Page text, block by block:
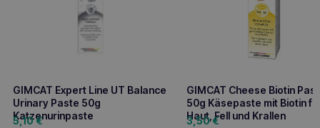
GIMCAT Expert Line UT Balance
Urinary Paste 50g
Katzenurinpaste
5,10€
GIMCAT Cheese Biotin
50g Käsepaste mit Biotin
Haut, Fell und Krallen
3,50€